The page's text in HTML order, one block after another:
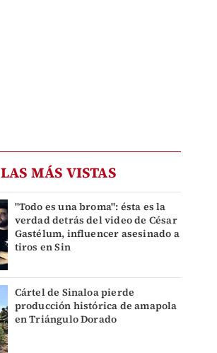
LAS MÁS VISTAS
"Todo es una broma": ésta es la
verdad detrás del video de César
Gastélum, influencer asesinado a
tiros en Sin
Cártel de Sinaloa pierde
producción histórica de amapola
en Triángulo Dorado